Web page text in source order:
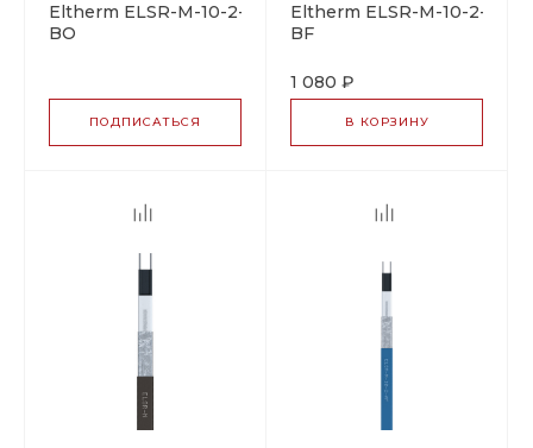
Eltherm ELSR-M-10-2-
BO
ПОДПИСАТЬСЯ
Eltherm ELSR-M-10-2-
BF
греющий кабель
1 080 ₽
В КОРЗИНУ